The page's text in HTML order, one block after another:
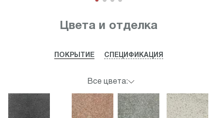
Цвета и отделка
ПОКРЫТИЕ СПЕЦИФИКАЦИЯ
Все цвета: